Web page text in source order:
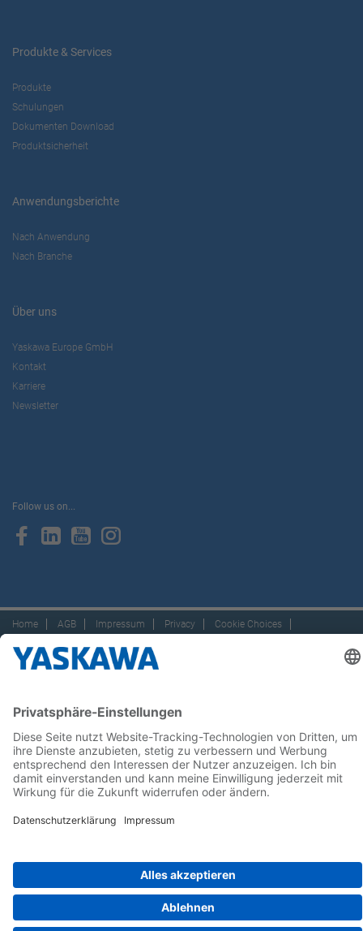
Produkte & Services
Produkte
Schulungen
Dokumenten Download
Produktsicherheit
Anwendungsberichte
Nach Anwendung
Nach Branche
Über uns
Yaskawa Europe GmbH
Kontakt
Karriere
Newsletter
Follow us on...
Home AGB Impressum Privacy
Cookie Choices
Yaskawa Europe GmbH